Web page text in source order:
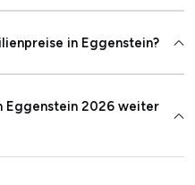
in Eggenstein?
Eggenstein 2026 weiter